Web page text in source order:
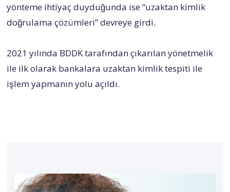
yönteme ihtiyaç duyduğunda ise “uzaktan kimlik
doğrulama çözümleri” devreye girdi.
2021 yılında BDDK tarafından çıkarılan yönetmelik
ile ilk olarak bankalara uzaktan kimlik tespiti ile
işlem yapmanın yolu açıldı.